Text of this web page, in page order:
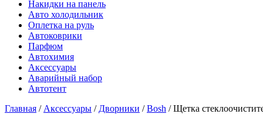
Накидки на панель
Авто холодильник
Оплетка на руль
Автоковрики
Парфюм
Автохимия
Аксессуары
Аварийный набор
Автотент
Главная / Аксессуары / Дворники /Bosh / Щетка